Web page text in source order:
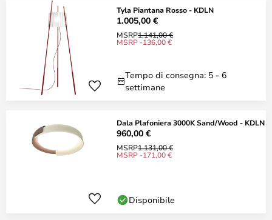
Tyla Piantana Rosso - KDLN
1.005,00 €
MSRP1.141,00 €
MSRP -136,00 €
Tempo di consegna: 5 - 6
settimane
Dala Plafoniera 3000K Sand/Wood - KDLN
960,00 €
MSRP1.131,00 €
MSRP -171,00 €
Disponibile